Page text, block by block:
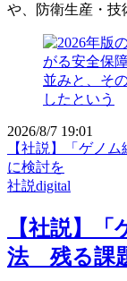
や、防衛生産・
2026/8/7 19:01
【社説】「ゲノ
に検討を
社説digital
【社説】
法 残る課